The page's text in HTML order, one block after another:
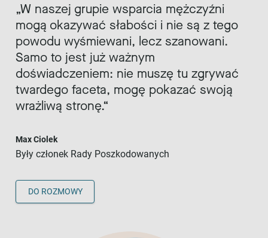
W naszej grupie wsparcia mężczyźni
mogą okazywać słabości i nie są z tego
powodu wyśmiewani, lecz szanowani.
Samo to jest już ważnym
doświadczeniem: nie muszę tu zgrywać
twardego faceta, mogę pokazać swoją
wrażliwą stronę.
Max Ciolek
Były członek Rady Poszkodowanych
DO ROZMOWY